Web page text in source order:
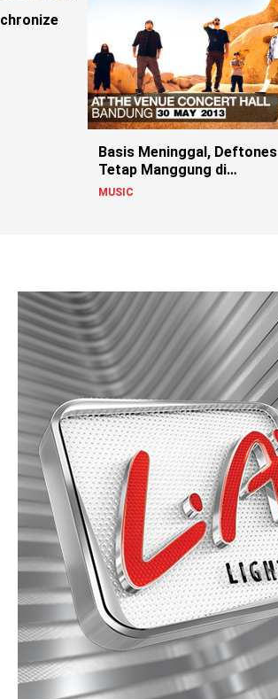
Basis Meninggal, Deftones
Tetap Manggung di
Bandung
MUSIC